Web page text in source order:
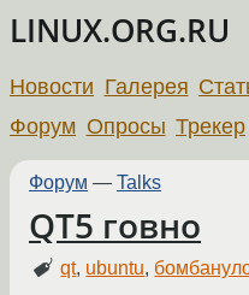
LINUX.ORG.RU
Новости Галерея
Форум Опросы Трекер
Форум — Talks
QT5 говно
qt, ubuntu,